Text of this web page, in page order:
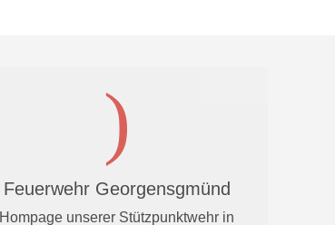
Feuerwehr Georgensgmünd
Hompage unserer Stützpunktwehr in